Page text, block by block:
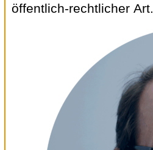
öffentlich-rechtlicher Art.